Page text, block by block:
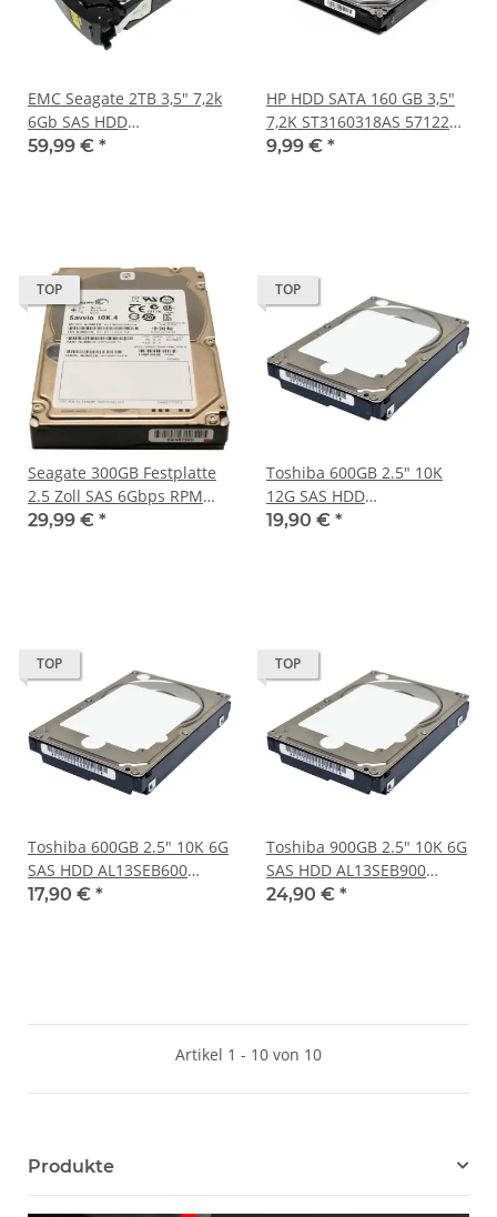
EMC Seagate 2TB 3,5" 7,2k
6Gb SAS HDD
ST2000NM0001 mit EMC
59,99 € *
HP HDD SATA 160 GB 3,5"
7,2K ST3160318AS 571227-
001 ohne Rahmen
9,99 € *
TOP
Seagate 300GB Festplatte
2.5 Zoll SAS 6Gbps RPM
10k Savvio 10K.6
29,99 € *
TOP
Toshiba 600GB 2.5" 10K
12G SAS HDD
AL14SEB06EQ
19,90 € *
TOP
Toshiba 600GB 2.5" 10K 6G
SAS HDD AL13SEB600
HDEBC01NAA51
17,90 € *
TOP
Toshiba 900GB 2.5" 10K 6G
SAS HDD AL13SEB900
HDEBC00NAA51
24,90 € *
Artikel 1 - 10 von 10
Produkte